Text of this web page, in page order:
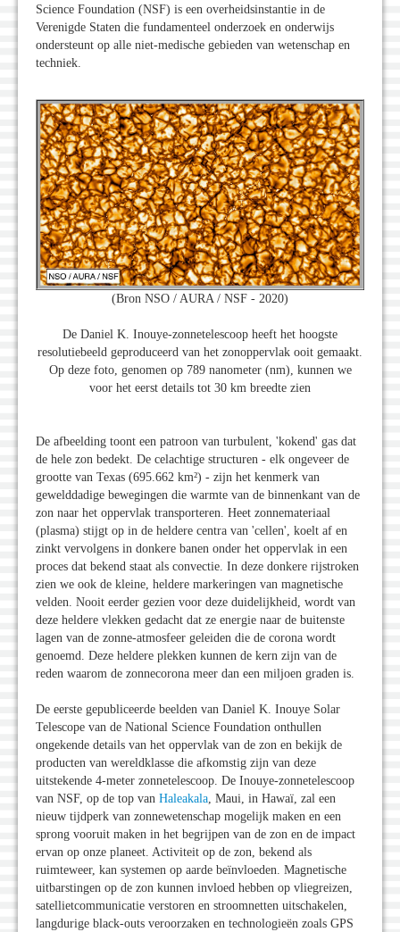
Science Foundation (NSF) is een overheidsinstantie in de
Verenigde Staten die fundamenteel onderzoek en onderwijs
ondersteunt op alle niet-medische gebieden van wetenschap en
techniek.
(Bron NSO / AURA / NSF - 2020)
De Daniel K. Inouye-zonnetelescoop heeft het hoogste
resolutiebeeld geproduceerd van het zonoppervlak ooit gemaakt.
Op deze foto, genomen op 789 nanometer (nm), kunnen we
voor het eerst details tot 30 km breedte zien
De afbeelding toont een patroon van turbulent, 'kokend' gas dat
de hele zon bedekt. De celachtige structuren - elk ongeveer de
grootte van Texas (695.662 km²) - zijn het kenmerk van
gewelddadige bewegingen die warmte van de binnenkant van de
zon naar het oppervlak transporteren. Heet zonnemateriaal
(plasma) stijgt op in de heldere centra van 'cellen', koelt af en
zinkt vervolgens in donkere banen onder het oppervlak in een
proces dat bekend staat als convectie. In deze donkere rijstroken
zien we ook de kleine, heldere markeringen van magnetische
velden. Nooit eerder gezien voor deze duidelijkheid, wordt van
deze heldere vlekken gedacht dat ze energie naar de buitenste
lagen van de zonne-atmosfeer geleiden die de corona wordt
genoemd. Deze heldere plekken kunnen de kern zijn van de
reden waarom de zonnecorona meer dan een miljoen graden is.
De eerste gepubliceerde beelden van Daniel K. Inouye Solar
Telescope van de National Science Foundation onthullen
ongekende details van het oppervlak van de zon en bekijk de
producten van wereldklasse die afkomstig zijn van deze
uitstekende 4-meter zonnetelescoop. De Inouye-zonnetelescoop
van NSF, op de top van Haleakala , Maui, in Hawaï, zal een
nieuw tijdperk van zonnewetenschap mogelijk maken en een
sprong vooruit maken in het begrijpen van de zon en de impact
ervan op onze planeet. Activiteit op de zon, bekend als
ruimteweer, kan systemen op aarde beïnvloeden. Magnetische
uitbarstingen op de zon kunnen invloed hebben op vliegreizen,
satellietcommunicatie verstoren en stroomnetten uitschakelen,
langdurige black-outs veroorzaken en technologieën zoals GPS